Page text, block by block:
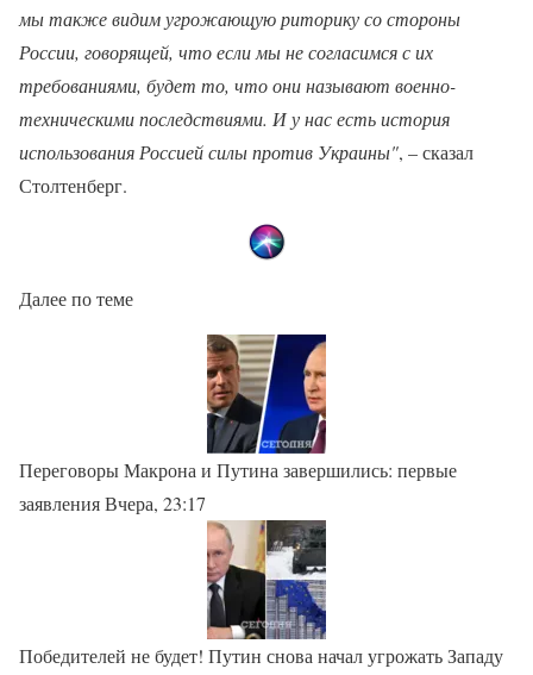
мы также видим угрожающую риторику со стороны
России, говорящей, что если мы не согласимся с их
требованиями, будет то, что они называют военно-
техническими последствиями. И у нас есть история
использования Россией силы против Украины", – сказал
Столтенберг.
Далее по теме
Переговоры Макрона и Путина завершились: первые
заявления Вчера, 23:17
Победителей не будет! Путин снова начал угрожать Западу